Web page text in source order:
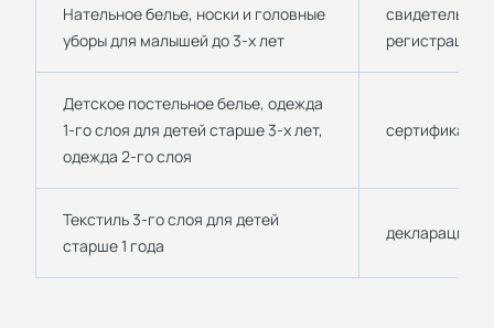
Нательное белье, носки и головные
уборы для малышей до 3-х лет
регистрации
Детское постельное белье, одежда
1-го слоя для детей старше 3-х лет,
одежда 2-го слоя
сертификат
Текстиль 3-го слоя для детей
старше 1 года
декларация